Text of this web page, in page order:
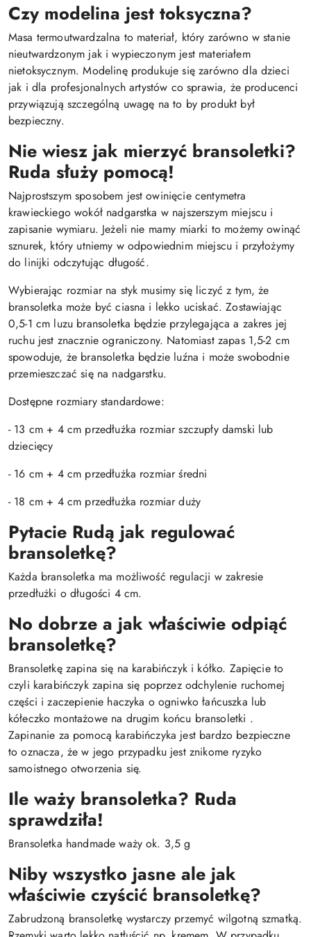
Czy modelina jest toksyczna?
Masa termoutwardzalna to materiał, który zarówno w stanie
nieutwardzonym jak i wypieczonym jest materiałem
nietoksycznym. Modelinę produkuje się zarówno dla dzieci
jak i dla profesjonalnych artystów co sprawia, że producenci
przywiązują szczególną uwagę na to by produkt był
bezpieczny.
Nie wiesz jak mierzyć bransoletki?
Ruda służy pomocą!
Najprostszym sposobem jest owinięcie centymetra
krawieckiego wokół nadgarstka w najszerszym miejscu i
zapisanie wymiaru. Jeżeli nie mamy miarki to możemy owinąć
sznurek, który utniemy w odpowiednim miejscu i przyłożymy
do linijki odczytując długość.
Wybierając rozmiar na styk musimy się liczyć z tym, że
bransoletka może być ciasna i lekko uciskać. Zostawiając
0,5-1 cm luzu bransoletka będzie przylegająca a zakres jej
ruchu jest znacznie ograniczony. Natomiast zapas 1,5-2 cm
spowoduje, że bransoletka będzie luźna i może swobodnie
przemieszczać się na nadgarstku.
Dostępne rozmiary standardowe:
- 13 cm + 4 cm przedłużka rozmiar szczupły damski lub
dziecięcy
- 16 cm + 4 cm przedłużka rozmiar średni
- 18 cm + 4 cm przedłużka rozmiar duży
Pytacie Rudą jak regulować
bransoletkę?
Każda bransoletka ma możliwość regulacji w zakresie
przedłużki o długości 4 cm.
No dobrze a jak właściwie odpiąć
bransoletkę?
Bransoletkę zapina się na karabińczyk i kółko. Zapięcie to
czyli karabińczyk zapina się poprzez odchylenie ruchomej
części i zaczepienie haczyka o ogniwko łańcuszka lub
kółeczko montażowe na drugim końcu bransoletki .
Zapinanie za pomocą karabińczyka jest bardzo bezpieczne
to oznacza, że w jego przypadku jest znikome ryzyko
samoistnego otworzenia się.
Ile waży bransoletka? Ruda
sprawdziła!
Bransoletka handmade waży ok. 3,5 g
Niby wszystko jasne ale jak
właściwie czyścić bransoletkę?
Zabrudzoną bransoletkę wystarczy przemyć wilgotną szmatką.